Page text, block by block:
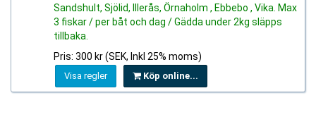
Sandshult, Sjölid, Illerås, Örnaholm , Ebbebo , Vika. Max
3 fiskar / per båt och dag / Gädda under 2kg släpps
tillbaka.
Pris: 300 kr (SEK, Inkl 25% moms)
Visa regler Köp online...